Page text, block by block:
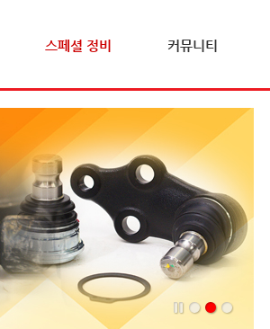
스페셜 정비 커뮤니티